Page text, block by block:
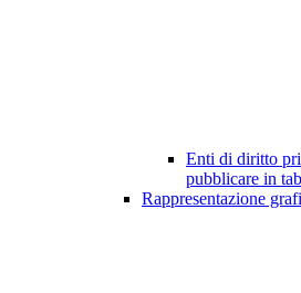
Enti di diritto
pubblicare in
Rappresentazione